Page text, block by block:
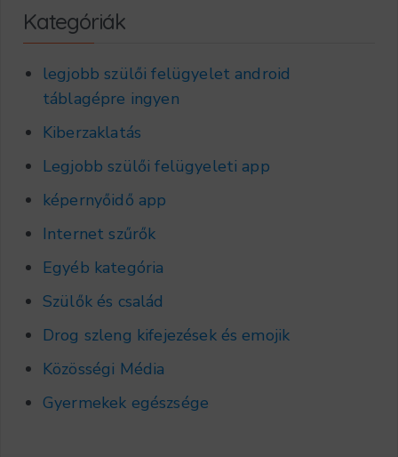
Kategóriák
legjobb szülői felügyelet android
táblagépre ingyen
Kiberzaklatás
Legjobb szülői felügyeleti app
képernyőidő app
Internet szűrők
Egyéb kategória
Szülők és család
Drog szleng kifejezések és emojik
Közösségi Média
Gyermekek egészsége